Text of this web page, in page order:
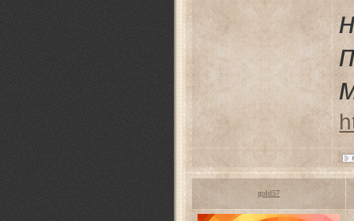
gold57